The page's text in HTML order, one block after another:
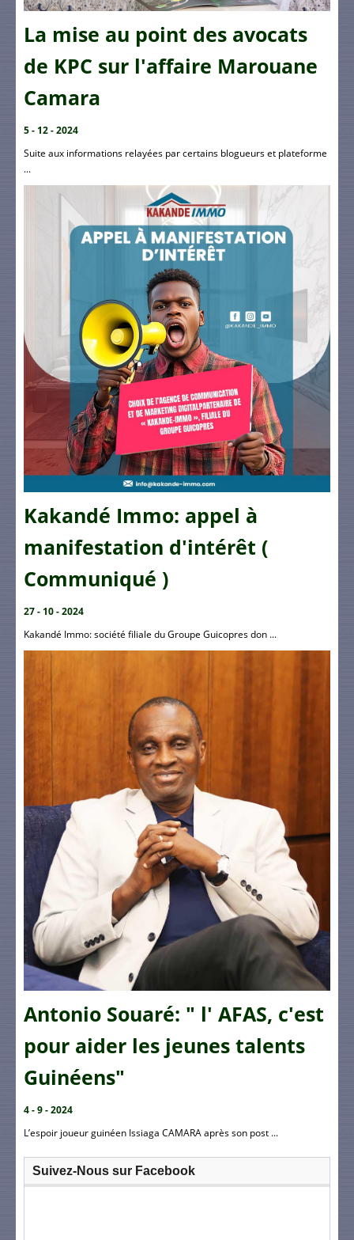
La mise au point des avocats
de KPC sur l'affaire Marouane
Camara
5 - 12 - 2024
Suite aux informations relayées par certains blogueurs et plateforme
...
Kakandé Immo: appel à
manifestation d'intérêt (
Communiqué )
27 - 10 - 2024
Kakandé Immo: société filiale du Groupe Guicopres don ...
Antonio Souaré: " l' AFAS, c'est
pour aider les jeunes talents
Guinéens"
4 - 9 - 2024
L’espoir joueur guinéen Issiaga CAMARA après son post ...
Suivez-Nous sur Facebook